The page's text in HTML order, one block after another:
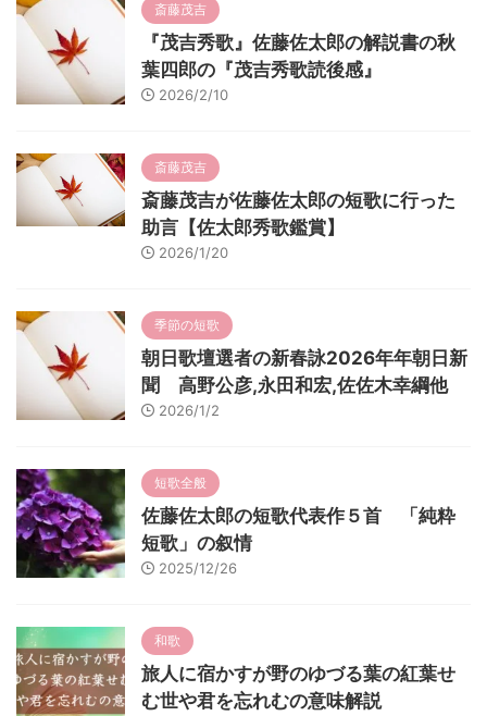
斎藤茂吉
『茂吉秀歌』佐藤佐太郎の解説書の秋
葉四郎の『茂吉秀歌読後感』
2026/2/10
斎藤茂吉
斎藤茂吉が佐藤佐太郎の短歌に行った
助言【佐太郎秀歌鑑賞】
2026/1/20
季節の短歌
朝日歌壇選者の新春詠2026年年朝日新
聞 高野公彦,永田和宏,佐佐木幸綱他
2026/1/2
短歌全般
佐藤佐太郎の短歌代表作５首 「純粋
短歌」の叙情
2025/12/26
和歌
旅人に宿かすが野のゆづる葉の紅葉せ
む世や君を忘れむの意味解説